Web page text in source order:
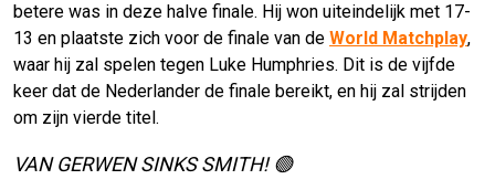
betere was in deze halve finale. Hij won uiteindelijk met 17-
13 en plaatste zich voor de finale van de World Matchplay,
waar hij zal spelen tegen Luke Humphries. Dit is de vijfde
keer dat de Nederlander de finale bereikt, en hij zal strijden
om zijn vierde titel.
VAN GERWEN SINKS SMITH! 🟢